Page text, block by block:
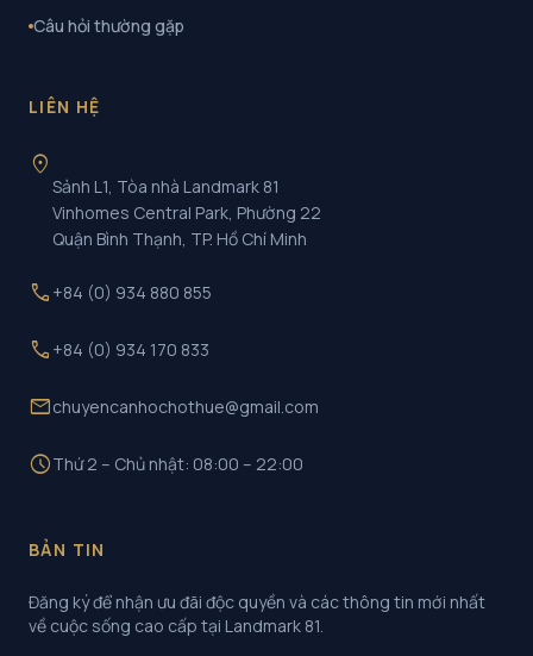
Câu hỏi thường gặp
LIÊN HỆ
location_on
Sảnh L1, Tòa nhà Landmark 81
Vinhomes Central Park, Phường 22
Quận Bình Thạnh, TP. Hồ Chí Minh
call +84 (0) 934 880 855
call +84 (0) 934 170 833
mailchuyencanhochothue@gmail.com
scheduleThứ 2 – Chủ nhật: 08:00 – 22:00
BẢN TIN
Đăng ký để nhận ưu đãi độc quyền và các thông tin mới nhất
về cuộc sống cao cấp tại Landmark 81.